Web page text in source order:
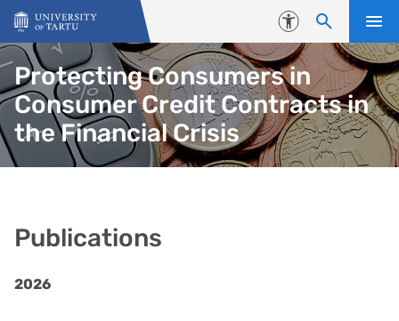
Skip to content
Accessibility
Protecting Consumers in
Consumer Credit Contracts in
the Financial Crisis
Publications
2026